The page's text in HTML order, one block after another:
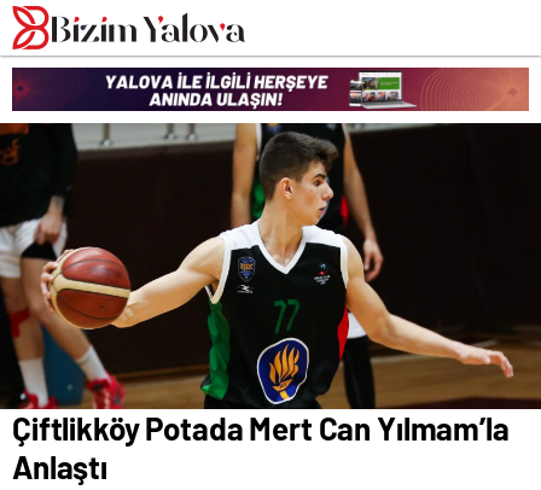
romabet
romabet
romabet
deneme
bonusu
veren
siteler
Çiftlikköy Potada Mert Can Yılmam’la
Anlaştı